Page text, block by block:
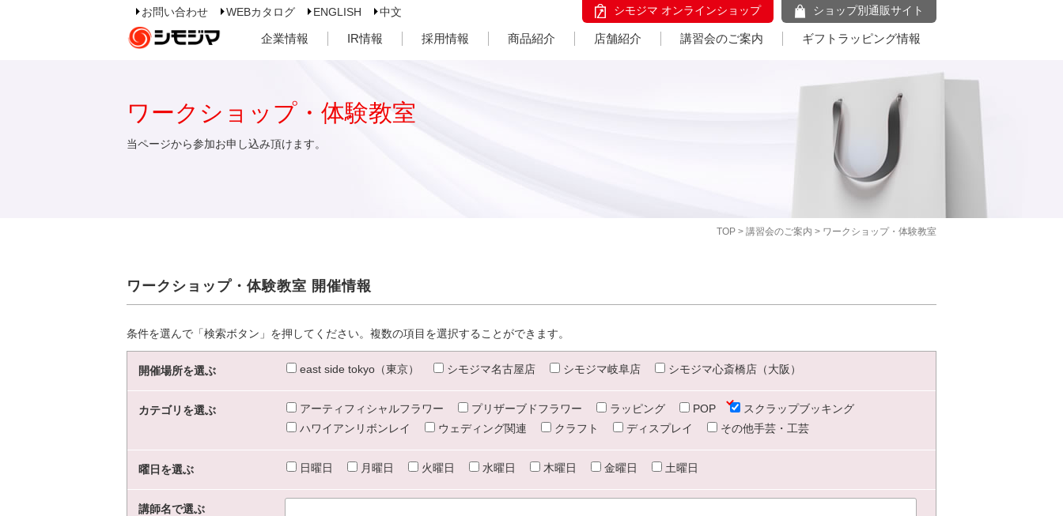
お問い合わせ WEBカタログ ENGLISH 中文 シモジマ オンラインショップ ショップ別通販サイト
企業情報 IR情報 採用情報 商品紹介 店舗紹介 講習会のご案内 ギフトラッピング情報
TOP > 講習会のご案内 > ワークショップ・体験教室
ワークショップ・体験教室
当ページから参加お申し込み頂けます。
ワークショップ・体験教室 開催情報
条件を選んで「検索ボタン」を押してください。複数の項目を選択することができます。
開催場所を選ぶ east side tokyo（東京） シモジマ名古屋店 シモジマ岐阜店 シモジマ心斎橋店（大阪）
カテゴリを選ぶ アーティフィシャルフラワー プリザーブドフラワー ラッピング POP
スクラップブッキング
ハワイアンリボンレイ
ウェディング関連 クラフト ディスプレイ その他手芸・工芸
曜日を選ぶ 日曜日 月曜日 火曜日 水曜日 木曜日 金曜日 土曜日
講師名で選ぶ